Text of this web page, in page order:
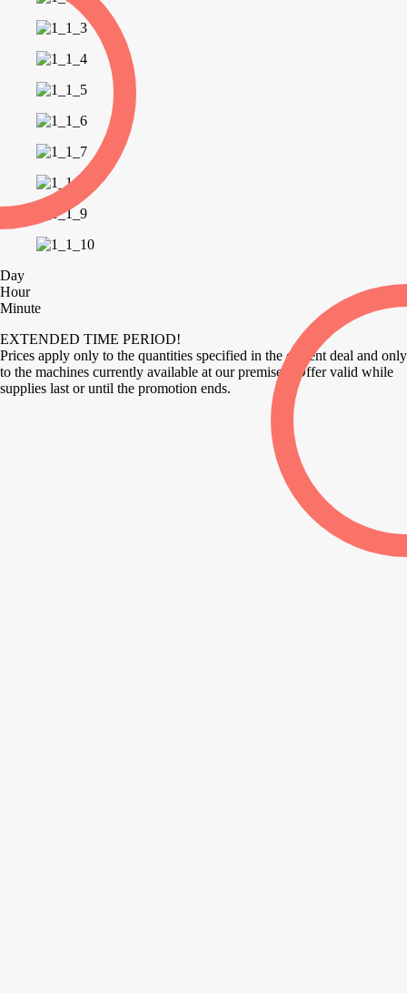
Day
Hour
Minute
EXTENDED TIME PERIOD!
Prices apply only to the quantities specified in the current deal and only
to the machines currently available at our premises. Offer valid while
supplies last or until the promotion ends.